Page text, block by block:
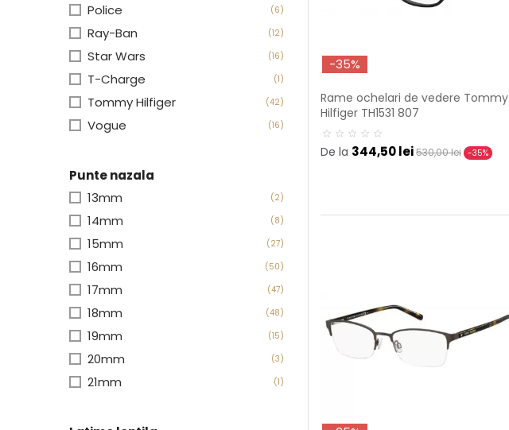
Police (6)
Ray-Ban (12)
Star Wars (16)
T-Charge (1)
Tommy Hilfiger (42)
Vogue (16)
Punte nazala
13mm
(2)
14mm (8)
15mm (27)
16mm (50)
17mm (47)
18mm (48)
19mm (15)
20mm (3)
21mm (1)
-35%
Rame ochelari de vedere Tommy
Hilfiger TH1531 807
De la 344,50 lei530,00 lei -35%